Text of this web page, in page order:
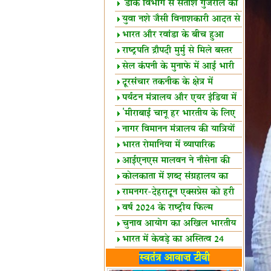
शैक्षिक सत्र शुरू
'डाक विभाग से सतीश गुजराल का
रिश्ता गहरा'
युवा नशे जैसी विनाशकारी आदत से
दूर रहें-मोदी
भारत और रवांडा के बीच हुआ
व्यापार विस्तार
राष्ट्रपति द्रौपदी मुर्मु से मिले बस्तर
के प्रतिनिधि
सेल कंपनी के मुनाफे में आई भारी
उछाल!
दूरसंचार तकनीक के क्षेत्र में
उत्कृष्टता पुरस्कार
पर्यटन मंत्रालय और एयर इंडिया में
समझौता
'मीराबाई चानू हर भारतीय के लिए
प्रेरणा'
नागर विमानन मंत्रालय की यात्रियों
को सलाह
भारत रोमानिया में व्यापारिक
साझेदारियां
आईएनएस मालवन ने नौसेना की
ताकत बढ़ाई
कोलकाता में शब्द संग्रहालय का
उद्घाटन
रामनगर-देहरादून एक्सप्रेस को हरी
झंडीवर्ष 2024 के राष्ट्रीय फिल्म
पुरस्कारों की घोषणा
चुनाव आयोग का अखिल भारतीय
मीडिया सम्मेलन
भारत में केवड़े का अस्तित्‍व 24
लाख वर्ष!
लखनऊ में 'एक राष्ट्र एक चुनाव'
स्वतंत्र आवाज़ टीवी